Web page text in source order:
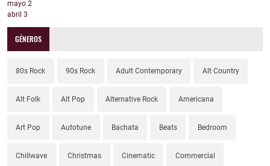
mayo 2
abril 3
GÉNEROS
80s Rock 90s Rock Adult Contemporary Alt Country
Alt Folk Alt Pop Alternative Rock Americana
Art Pop Autotune Bachata Beats Bedroom
Chillwave Christmas Cinematic Commercial